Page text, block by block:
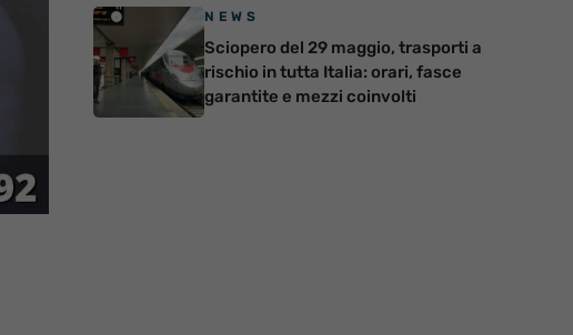
NEWS
Sciopero del 29 maggio, trasporti a
rischio in tutta Italia: orari, fasce
garantite e mezzi coinvolti